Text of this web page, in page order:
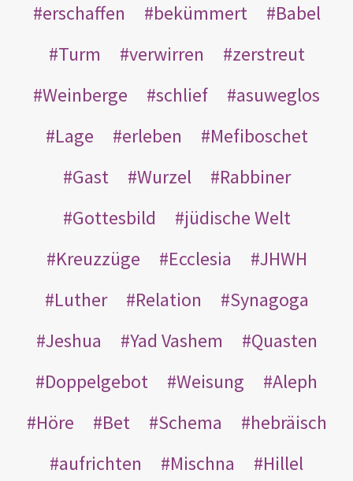
erschaffen
bekümmert
Babel
Turm
verwirren
zerstreut
Weinberge
schlief
asuweglos
Lage
erleben
Mefiboschet
Gast
Wurzel
Rabbiner
Gottesbild
jüdische Welt
Kreuzzüge
Ecclesia
JHWH
Luther
Relation
Synagoga
Jeshua
Yad Vashem
Quasten
Doppelgebot
Weisung
Aleph
Höre
Bet Schema
hebräisch
aufrichten
Mischna Hillel